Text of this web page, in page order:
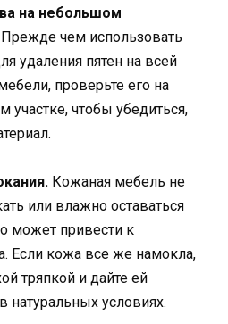
на небольшом
Прежде чем использовать
удаления пятен на всей
проверьте его на
чтобы убедиться,
Кожаная мебель не
или влажно оставаться
может привести к
Если кожа все же намокла,
тряпкой и дайте ей
натуральных условиях.